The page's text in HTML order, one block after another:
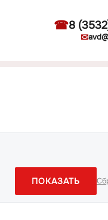
☎8
✉
ПОКАЗАТЬ